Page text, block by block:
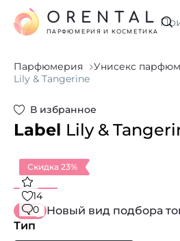
ORENTAL
ПАРФЮМЕРИЯ И КОСМЕТИКА
Парфюмерия Унисекс
Lily & Tangerine
В избранное
Label Lily &
Скидка 23%
14
0
Новый вид подбора
Тип